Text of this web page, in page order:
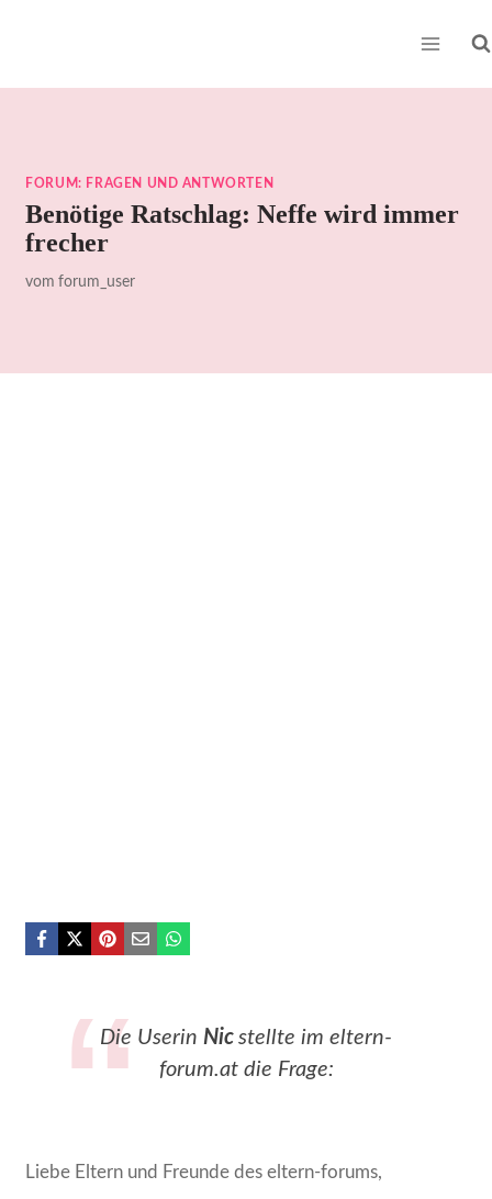
FORUM: FRAGEN UND ANTWORTEN
Benötige Ratschlag: Neffe wird immer
frecher
vom forum_user
Die Userin Nic stellte im eltern-
forum.at die Frage:
Liebe Eltern und Freunde des eltern-forums,